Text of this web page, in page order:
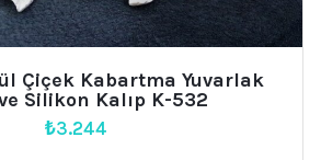
Çiçek Kabartma Yuvarlak
Silikon Kalıp K-532
₺3.244